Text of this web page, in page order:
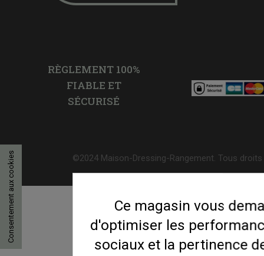
RÈGLEMENT 100%
FIABLE ET
SÉCURISÉ
©2024 Maison-Dressing-Rangement. Tous
Ce magasin vous
d'optimiser les
sociaux et la pertinence
Consentement aux cookies